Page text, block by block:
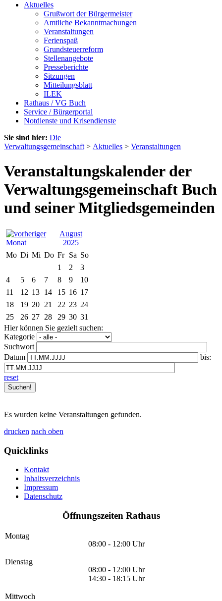
Aktuelles
Grußwort der Bürgermeister
Amtliche Bekanntmachungen
Veranstaltungen
Ferienspaß
Grundsteuerreform
Stellenangebote
Presseberichte
Sitzungen
Mitteilungsblatt
ILEK
Rathaus / VG Buch
Service / Bürgerportal
Notdienste und Krisendienste
Sie sind hier: Die
Verwaltungsgemeinschaft > Aktuelles > Veranstaltungen
Veranstaltungskalender der
Verwaltungsgemeinschaft Buch
und seiner Mitgliedsgemeinden
August
2025
Mo Di Mi Do Fr Sa So
1
2
3
4
5 6 7 8 9
10
11
12 13 14 15 16 17
18
19 20 21 22 23 24
25
26 27 28 29 30 31
Hier können Sie gezielt suchen:
Kategorie
Suchwort
Datum
bis:
reset
Es wurden keine Veranstaltungen gefunden.
drucken nach oben
Quicklinks
Kontakt
Inhaltsverzeichnis
Impressum
Datenschutz
Öffnungszeiten Rathaus
Montag
08:00 - 12:00 Uhr
Dienstag
08:00 - 12:00 Uhr
14:30 - 18:15 Uhr
Mittwoch